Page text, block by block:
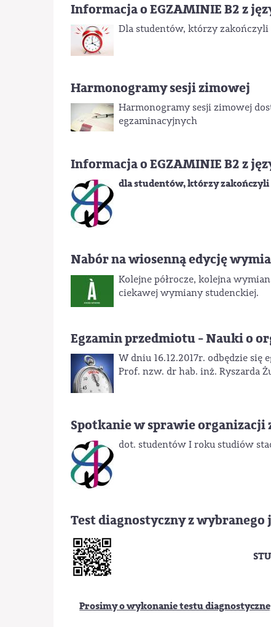
Informacja o EGZAMINIE B2 z
Dla studentów, którzy
Harmonogramy sesji zimowej
Harmonogramy sesji zimowej
egzaminacyjnych
Informacja o EGZAMINIE B2 z
dla studentów, którzy
Nabór na wiosenną edycję
Kolejne półrocze, kolejna
ciekawej wymiany studenckiej.
Egzamin przedmiotu - Nauki o
W dniu 16.12.2017r. odbędzie
Prof. nzw. dr hab. inż. Ryszarda
Spotkanie w sprawie organizacji
dot. studentów I roku studiów
Test diagnostyczny z wybranego
Prosimy o wykonanie testu